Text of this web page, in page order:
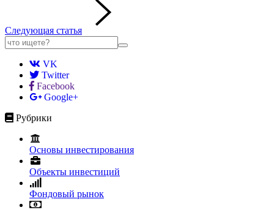
Следующая статья
VK
Twitter
Facebook
Google+
Рубрики
Основы инвестирования
Объекты инвестиций
Фондовый рынок